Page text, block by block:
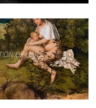
DE L'ART